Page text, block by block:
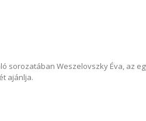
sorozatában Weszelovszky Éva, az
ajánlja.